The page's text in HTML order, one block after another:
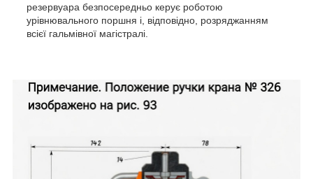
резервуара безпосередньо керує роботою
урівнювального поршня і, відповідно, розряджанням
всієї гальмівної магістралі.